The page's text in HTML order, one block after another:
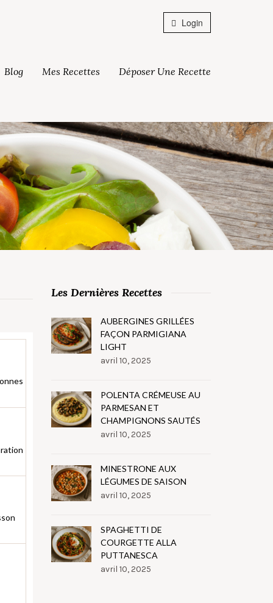
Login
Blog Mes Recettes Déposer Une Recette
Les Dernières Recettes
AUBERGINES GRILLÉES
FAÇON PARMIGIANA
LIGHT
avril 10, 2025
POLENTA CRÉMEUSE AU
PARMESAN ET
CHAMPIGNONS SAUTÉS
avril 10, 2025
MINESTRONE AUX
LÉGUMES DE SAISON
avril 10, 2025
SPAGHETTI DE
COURGETTE ALLA
PUTTANESCA
avril 10, 2025